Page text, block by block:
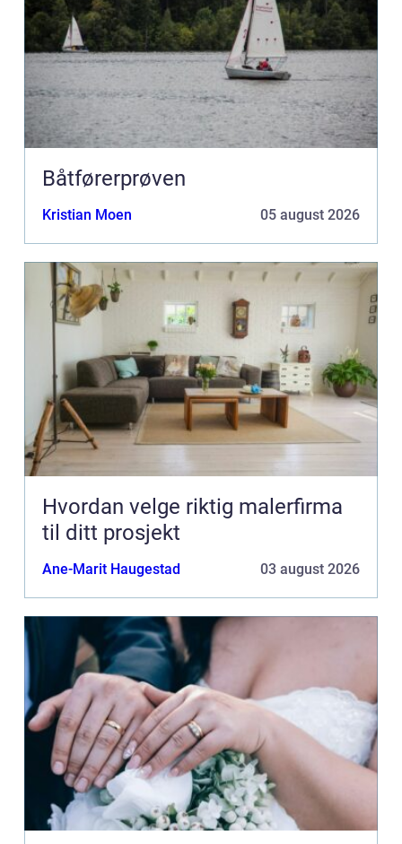
Båtførerprøven
Kristian Moen 05 august 2026
Hvordan velge riktig malerfirma
til ditt prosjekt
Ane-Marit Haugestad 03 august 2026